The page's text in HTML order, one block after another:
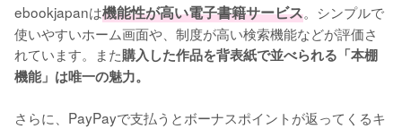
ebookjapanは機能性が高い電子書籍サービス。シンプルで
使いやすいホーム画面や、制度が高い検索機能などが評価さ
れています。また購入した作品を背表紙で並べられる「本棚
機能」は唯一の魅力。
さらに、PayPayで支払うとボーナスポイントが返ってくるキ